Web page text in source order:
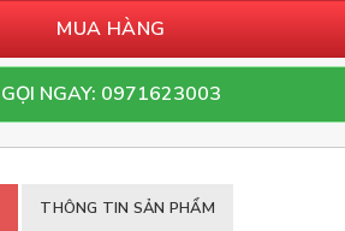
MUA HÀNG
GỌI NGAY: 0971623003
THÔNG TIN SẢN PHẨM